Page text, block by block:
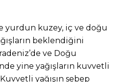
yurdun kuzey, iç ve doğu
beklendiğini
ve Doğu
yine yağışların kuvvetli
yağışın sebep